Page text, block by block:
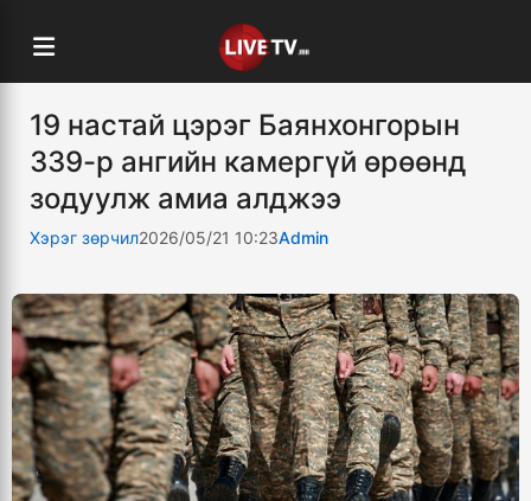
19 настай цэрэг Баянхонгорын
339-р ангийн камергүй өрөөнд
зодуулж амиа алджээ
Хэрэг зөрчил2026/05/21 10:23Admin